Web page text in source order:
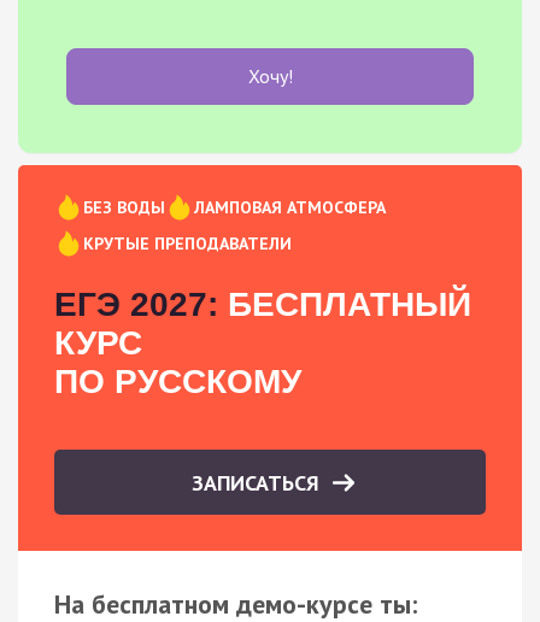
Хочу!
БЕЗ ВОДЫ
ЛАМПОВАЯ АТМОСФЕРА
КРУТЫЕ ПРЕПОДАВАТЕЛИ
ЕГЭ 2027: БЕСПЛАТНЫЙ
КУРС
ПО РУССКОМУ
ЗАПИСАТЬСЯ
На бесплатном демо-курсе ты: